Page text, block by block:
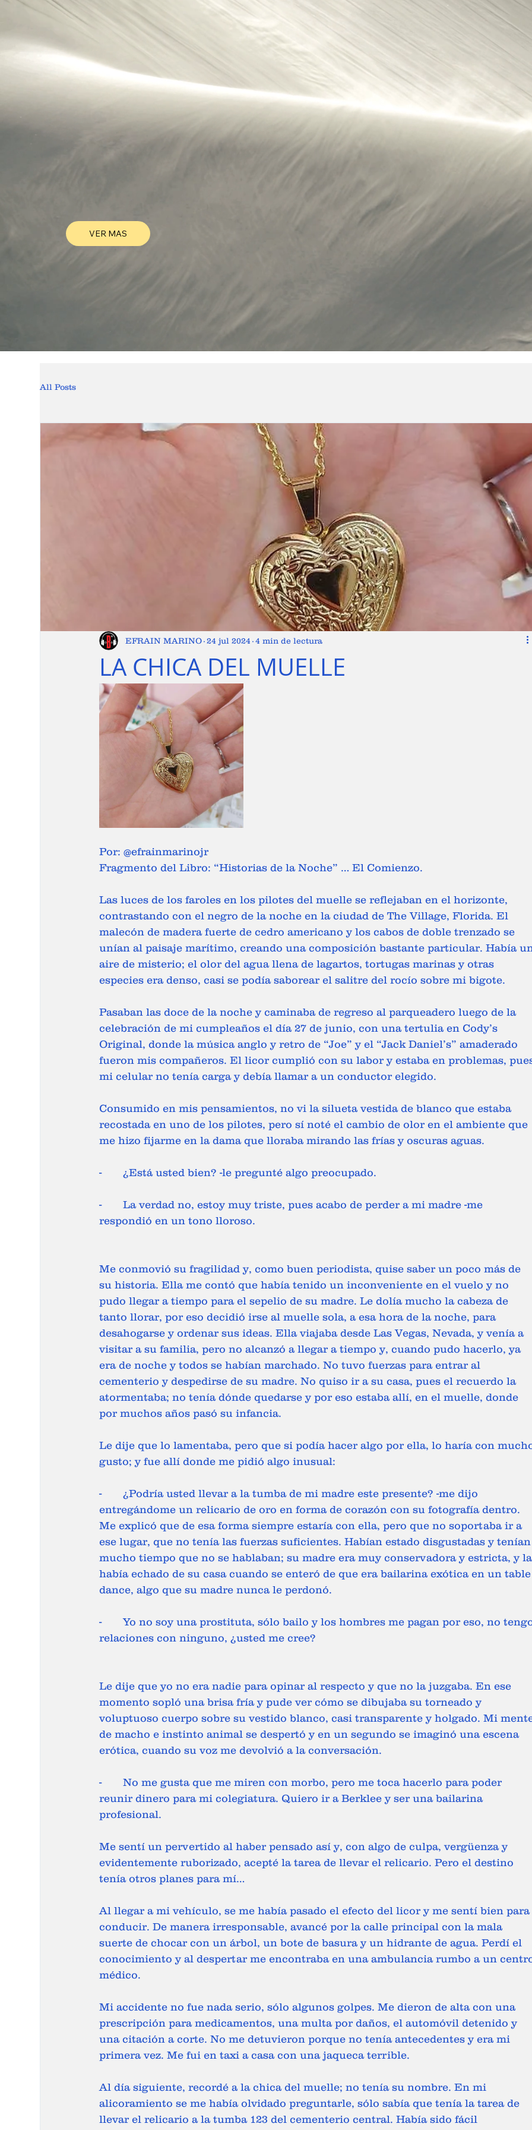
VER MAS
All Posts
LA CHICA DEL MUELLE
EFRAIN MARINO 24 jul 2024 4 min de lectura
Por: @efrainmarinojr
Fragmento del Libro: “Historias de la Noche” … El Comienzo.
Las luces de los faroles en los pilotes del muelle se reflejaban en el horizonte,
contrastando con el negro de la noche en la ciudad de The Village, Florida. El
malecón de madera fuerte de cedro americano y los cabos de doble trenzado se
unían al paisaje marítimo, creando una composición bastante particular. Había
aire de misterio; el olor del agua llena de lagartos, tortugas marinas y otras
especies era denso, casi se podía saborear el salitre del rocío sobre mi bigote.
Pasaban las doce de la noche y caminaba de regreso al parqueadero luego de la
celebración de mi cumpleaños el día 27 de junio, con una tertulia en Cody’s
Original, donde la música anglo y retro de “Joe” y el “Jack Daniel’s” amaderado
fueron mis compañeros. El licor cumplió con su labor y estaba en problemas,
mi celular no tenía carga y debía llamar a un conductor elegido.
Consumido en mis pensamientos, no vi la silueta vestida de blanco que estaba
recostada en uno de los pilotes, pero sí noté el cambio de olor en el ambiente que
me hizo fijarme en la dama que lloraba mirando las frías y oscuras aguas.
-	¿Está usted bien? -le pregunté algo preocupado.
-	La verdad no, estoy muy triste, pues acabo de perder a mi madre -me
respondió en un tono lloroso.
Me conmovió su fragilidad y, como buen periodista, quise saber un poco más de
su historia. Ella me contó que había tenido un inconveniente en el vuelo y no
pudo llegar a tiempo para el sepelio de su madre. Le dolía mucho la cabeza de
tanto llorar, por eso decidió irse al muelle sola, a esa hora de la noche, para
desahogarse y ordenar sus ideas. Ella viajaba desde Las Vegas, Nevada, y venía a
visitar a su familia, pero no alcanzó a llegar a tiempo y, cuando pudo hacerlo, ya
era de noche y todos se habían marchado. No tuvo fuerzas para entrar al
cementerio y despedirse de su madre. No quiso ir a su casa, pues el recuerdo la
atormentaba; no tenía dónde quedarse y por eso estaba allí, en el muelle, donde
por muchos años pasó su infancia.
Le dije que lo lamentaba, pero que si podía hacer algo por ella, lo haría con
gusto; y fue allí donde me pidió algo inusual:
-	¿Podría usted llevar a la tumba de mi madre este presente? -me dijo
entregándome un relicario de oro en forma de corazón con su fotografía dentro.
Me explicó que de esa forma siempre estaría con ella, pero que no soportaba ir a
ese lugar, que no tenía las fuerzas suficientes. Habían estado disgustadas y
mucho tiempo que no se hablaban; su madre era muy conservadora y estricta, y
había echado de su casa cuando se enteró de que era bailarina exótica en un
dance, algo que su madre nunca le perdonó.
-	Yo no soy una prostituta, sólo bailo y los hombres me pagan por eso, no tengo
relaciones con ninguno, ¿usted me cree?
Le dije que yo no era nadie para opinar al respecto y que no la juzgaba. En ese
momento sopló una brisa fría y pude ver cómo se dibujaba su torneado y
voluptuoso cuerpo sobre su vestido blanco, casi transparente y holgado. Mi
de macho e instinto animal se despertó y en un segundo se imaginó una escena
erótica, cuando su voz me devolvió a la conversación.
-	No me gusta que me miren con morbo, pero me toca hacerlo para poder
reunir dinero para mi colegiatura. Quiero ir a Berklee y ser una bailarina
profesional.
Me sentí un pervertido al haber pensado así y, con algo de culpa, vergüenza y
evidentemente ruborizado, acepté la tarea de llevar el relicario. Pero el destino
tenía otros planes para mí…
Al llegar a mi vehículo, se me había pasado el efecto del licor y me sentí bien
conducir. De manera irresponsable, avancé por la calle principal con la mala
suerte de chocar con un árbol, un bote de basura y un hidrante de agua. Perdí el
conocimiento y al despertar me encontraba en una ambulancia rumbo a un
médico.
Mi accidente no fue nada serio, sólo algunos golpes. Me dieron de alta con una
prescripción para medicamentos, una multa por daños, el automóvil detenido y
una citación a corte. No me detuvieron porque no tenía antecedentes y era mi
primera vez. Me fui en taxi a casa con una jaqueca terrible.
Al día siguiente, recordé a la chica del muelle; no tenía su nombre. En mi
alicoramiento se me había olvidado preguntarle, sólo sabía que tenía la tarea de
llevar el relicario a la tumba 123 del cementerio central. Había sido fácil